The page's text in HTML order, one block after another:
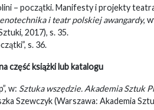
– początki. Manifesty i projekty
i teatr polskiej awangardy,
2017), s. 35.
s. 36.
część książki lub katalogu
w: Sztuka wszędzie. Akademia Sztuk
Szewczyk (Warszawa: Akademia